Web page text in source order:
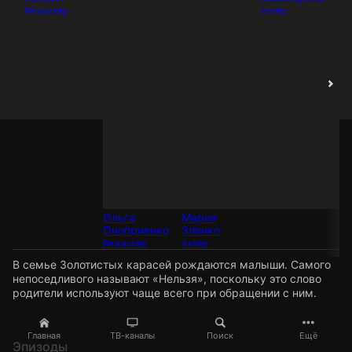
Главная ТВ-каналы Поиск Ещё
Режиссёр
Ольга
Оноприенко
Режиссёр
Мария
Зленко
Актёр
Актёр
В семье Золотистых карасей рождаются малыши. Самого
непоседливого называют «Нельзя», поскольку это слово
родители используют чаще всего при обращении с ним.
Эпизоды